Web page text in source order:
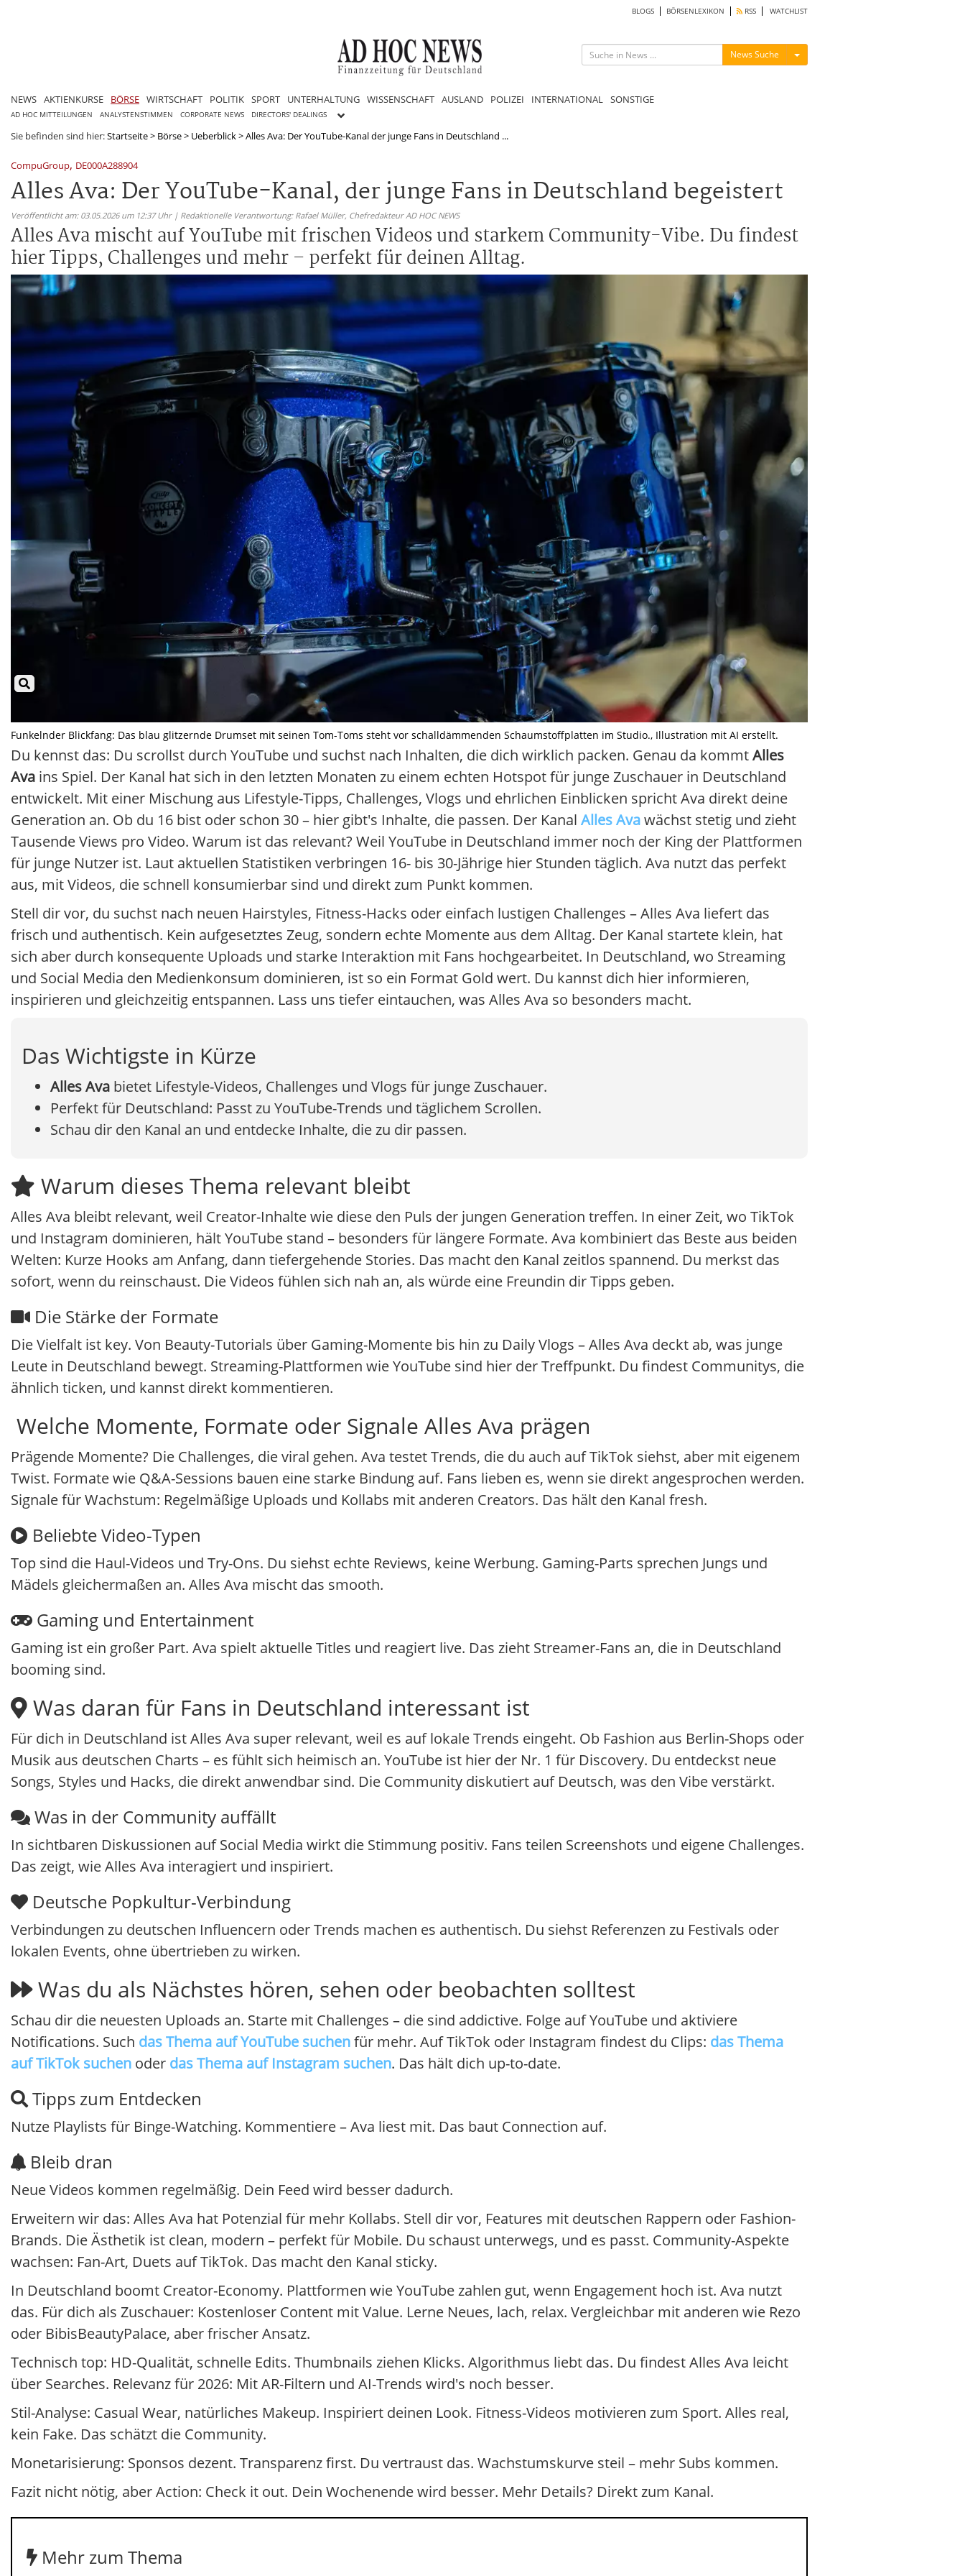
BLOGS BÖRSENLEXIKON RSS WATCHLIST
News Suche Menü ein-/ausblenden
NEWS AKTIENKURSE BÖRSE WIRTSCHAFT POLITIK SPORT UNTERHALTUNG WISSENSCHAFT AUSLAND POLIZEI INTERNATIONAL SONSTIGE
AD HOC MITTEILUNGEN ANALYSTENSTIMMEN CORPORATE NEWS DIRECTORS' DEALINGS
Sie befinden sind hier:Startseite> Börse> Ueberblick>Alles Ava: Der YouTube-Kanal der junge Fans in Deutschland ...
CompuGroup, DE000A288904
Alles Ava: Der YouTube-Kanal, der junge Fans in Deutschland begeistert
Veröffentlicht am: 03.05.2026 um 12:37 Uhr | Redaktionelle Verantwortung: Rafael Müller, Chefredakteur AD HOC NEWS
Alles Ava mischt auf YouTube mit frischen Videos und starkem Community-Vibe. Du findest
hier Tipps, Challenges und mehr – perfekt für deinen Alltag.
Funkelnder Blickfang: Das blau glitzernde Drumset mit seinen Tom-Toms steht vor schalldämmenden Schaumstoffplatten im Studio., Illustration mit AI erstellt.
Du kennst das: Du scrollst durch YouTube und suchst nach Inhalten, die dich wirklich packen. Genau da kommtAlles
Ava ins Spiel. Der Kanal hat sich in den letzten Monaten zu einem echten Hotspot für junge Zuschauer in Deutschland
entwickelt. Mit einer Mischung aus Lifestyle-Tipps, Challenges, Vlogs und ehrlichen Einblicken spricht Ava direkt deine
Generation an. Ob du 16 bist oder schon 30 – hier gibt's Inhalte, die passen. Der Kanal Alles Avawächst stetig und zieht
Tausende Views pro Video. Warum ist das relevant? Weil YouTube in Deutschland immer noch der King der Plattformen
für junge Nutzer ist. Laut aktuellen Statistiken verbringen 16- bis 30-Jährige hier Stunden täglich. Ava nutzt das perfekt
aus, mit Videos, die schnell konsumierbar sind und direkt zum Punkt kommen.
Stell dir vor, du suchst nach neuen Hairstyles, Fitness-Hacks oder einfach lustigen Challenges – Alles Ava liefert das
frisch und authentisch. Kein aufgesetztes Zeug, sondern echte Momente aus dem Alltag. Der Kanal startete klein, hat
sich aber durch konsequente Uploads und starke Interaktion mit Fans hochgearbeitet. In Deutschland, wo Streaming
und Social Media den Medienkonsum dominieren, ist so ein Format Gold wert. Du kannst dich hier informieren,
inspirieren und gleichzeitig entspannen. Lass uns tiefer eintauchen, was Alles Ava so besonders macht.
Das Wichtigste in Kürze
Alles Ava bietet Lifestyle-Videos, Challenges und Vlogs für junge Zuschauer.
Perfekt für Deutschland: Passt zu YouTube-Trends und täglichem Scrollen.
Schau dir den Kanal an und entdecke Inhalte, die zu dir passen.
Warum dieses Thema relevant bleibt
Alles Ava bleibt relevant, weil Creator-Inhalte wie diese den Puls der jungen Generation treffen. In einer Zeit, wo TikTok
und Instagram dominieren, hält YouTube stand – besonders für längere Formate. Ava kombiniert das Beste aus beiden
Welten: Kurze Hooks am Anfang, dann tiefergehende Stories. Das macht den Kanal zeitlos spannend. Du merkst das
sofort, wenn du reinschaust. Die Videos fühlen sich nah an, als würde eine Freundin dir Tipps geben.
Die Stärke der Formate
Die Vielfalt ist key. Von Beauty-Tutorials über Gaming-Momente bis hin zu Daily Vlogs – Alles Ava deckt ab, was junge
Leute in Deutschland bewegt. Streaming-Plattformen wie YouTube sind hier der Treffpunkt. Du findest Communitys, die
ähnlich ticken, und kannst direkt kommentieren.
Welche Momente, Formate oder Signale Alles Ava prägen
Prägende Momente? Die Challenges, die viral gehen. Ava testet Trends, die du auch auf TikTok siehst, aber mit eigenem
Twist. Formate wie Q&A-Sessions bauen eine starke Bindung auf. Fans lieben es, wenn sie direkt angesprochen werden.
Signale für Wachstum: Regelmäßige Uploads und Kollabs mit anderen Creators. Das hält den Kanal fresh.
Beliebte Video-Typen
Top sind die Haul-Videos und Try-Ons. Du siehst echte Reviews, keine Werbung. Gaming-Parts sprechen Jungs und
Mädels gleichermaßen an. Alles Ava mischt das smooth.
Gaming und Entertainment
Gaming ist ein großer Part. Ava spielt aktuelle Titles und reagiert live. Das zieht Streamer-Fans an, die in Deutschland
booming sind.
Was daran für Fans in Deutschland interessant ist
Für dich in Deutschland ist Alles Ava super relevant, weil es auf lokale Trends eingeht. Ob Fashion aus Berlin-Shops oder
Musik aus deutschen Charts – es fühlt sich heimisch an. YouTube ist hier der Nr. 1 für Discovery. Du entdeckst neue
Songs, Styles und Hacks, die direkt anwendbar sind. Die Community diskutiert auf Deutsch, was den Vibe verstärkt.
Was in der Community auffällt
In sichtbaren Diskussionen auf Social Media wirkt die Stimmung positiv. Fans teilen Screenshots und eigene Challenges.
Das zeigt, wie Alles Ava interagiert und inspiriert.
Deutsche Popkultur-Verbindung
Verbindungen zu deutschen Influencern oder Trends machen es authentisch. Du siehst Referenzen zu Festivals oder
lokalen Events, ohne übertrieben zu wirken.
Was du als Nächstes hören, sehen oder beobachten solltest
Schau dir die neuesten Uploads an. Starte mit Challenges – die sind addictive. Folge auf YouTube und aktiviere
Notifications. Such das Thema auf YouTube suchenfür mehr. Auf TikTok oder Instagram findest du Clips: das Thema
auf TikTok suchen oder das Thema auf Instagram suchen. Das hält dich up-to-date.
Tipps zum Entdecken
Nutze Playlists für Binge-Watching. Kommentiere – Ava liest mit. Das baut Connection auf.
Bleib dran
Neue Videos kommen regelmäßig. Dein Feed wird besser dadurch.
Erweitern wir das: Alles Ava hat Potenzial für mehr Kollabs. Stell dir vor, Features mit deutschen Rappern oder Fashion-
Brands. Die Ästhetik ist clean, modern – perfekt für Mobile. Du schaust unterwegs, und es passt. Community-Aspekte
wachsen: Fan-Art, Duets auf TikTok. Das macht den Kanal sticky.
In Deutschland boomt Creator-Economy. Plattformen wie YouTube zahlen gut, wenn Engagement hoch ist. Ava nutzt
das. Für dich als Zuschauer: Kostenloser Content mit Value. Lerne Neues, lach, relax. Vergleichbar mit anderen wie Rezo
oder BibisBeautyPalace, aber frischer Ansatz.
Technisch top: HD-Qualität, schnelle Edits. Thumbnails ziehen Klicks. Algorithmus liebt das. Du findest Alles Ava leicht
über Searches. Relevanz für 2026: Mit AR-Filtern und AI-Trends wird's noch besser.
Stil-Analyse: Casual Wear, natürliches Makeup. Inspiriert deinen Look. Fitness-Videos motivieren zum Sport. Alles real,
kein Fake. Das schätzt die Community.
Monetarisierung: Sponsos dezent. Transparenz first. Du vertraust das. Wachstumskurve steil – mehr Subs kommen.
Fazit nicht nötig, aber Action: Check it out. Dein Wochenende wird besser. Mehr Details? Direkt zum Kanal.
Mehr zum Thema